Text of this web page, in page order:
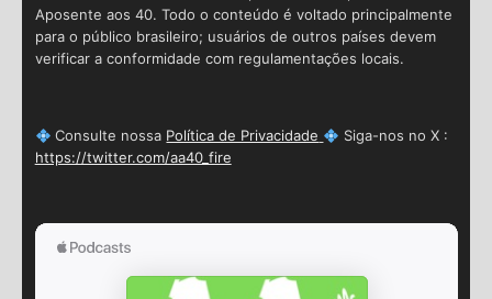
Aposente aos 40. Todo o conteúdo é voltado principalmente
para o público brasileiro; usuários de outros países devem
verificar a conformidade com regulamentações locais.
Consulte nossa Política de Privacidade
Siga-nos no X :
https://twitter.com/aa40_fire